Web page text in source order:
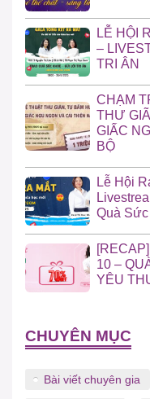
LỄ HỘI
–
TRI ÂN
CHẠM
THƯ
GIẤC
BỘ
Lễ Hội
Quà
10 –
YÊU
CHUYÊN MỤC
Bài viết chuyên gia